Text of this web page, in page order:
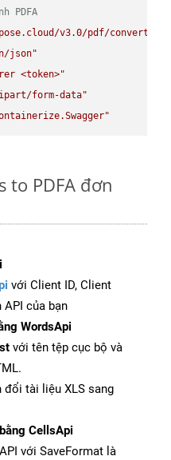
PDFA
v3.0/pdf/convert/
json"
<token>"
form-data"
to PDFA đơn
với Client ID, Client
API của bạn
WordsApi
với tên tệp cục bộ và
đổi tài liệu XLS sang
CellsApi
với SaveFormat là